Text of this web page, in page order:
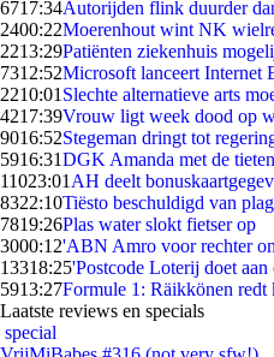
6717:34Autorijden flink duurder
2400:22Moerenhout wint NK
2213:29Patiënten ziekenhuis
7312:52Microsoft lanceert Internet
2210:01 Slechte alternatieve arts
4217:39Vrouw ligt week dood op
9016:52Stegeman dringt tot
5916:31DGK Amanda met de
11023:01 AH deelt
8322:10Tiësto beschuldigd van
7819:26Plas water slokt fietser op
3000:12'ABN Amro voor rechter
13318:25'Postcode Loterij doet aan
5913:27Formule 1: Räikkönen redt
Laatste reviews en specials
special